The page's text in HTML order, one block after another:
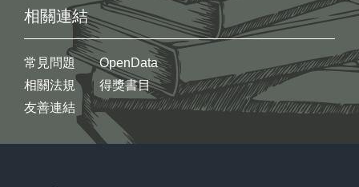
相關連結
常見問題
相關法規
友善連結
OpenData
得獎書目